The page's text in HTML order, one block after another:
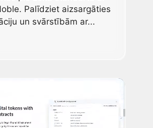
Palīdziet aizsargāties
un svārstībām ar...